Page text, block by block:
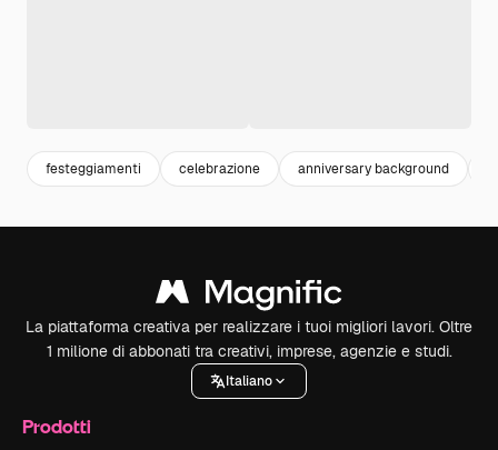
festeggiamenti celebrazione anniversary background
La piattaforma creativa per realizzare i tuoi migliori lavori. Oltre
1 milione di abbonati tra creativi, imprese, agenzie e studi.
Italiano
Prodotti